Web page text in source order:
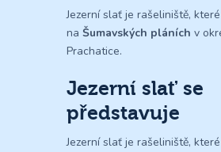
Jezerní slať je rašeliniště,
na Šumavských pláních v
Prachatice.
Jezerní slať se
představuje
Jezerní slať je rašeliniště,